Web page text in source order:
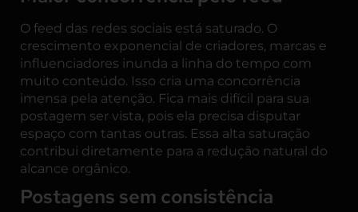
O feed das redes sociais está saturado. O
crescimento exponencial de criadores, marcas e
influenciadores inunda a linha do tempo com
muito conteúdo. Isso cria uma concorrência
imensa pela atenção. Fica mais difícil para sua
postagem ser vista, pois ela precisa disputar
espaço com tantas outras. Essa alta saturação
contribui diretamente para a redução natural do
alcance orgânico.
Postagens sem consistência